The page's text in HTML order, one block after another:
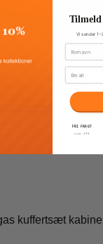
kuffertsæt
Tilmeld
Vi sender
Fornavn
Email
FRI FRAGT
over 399